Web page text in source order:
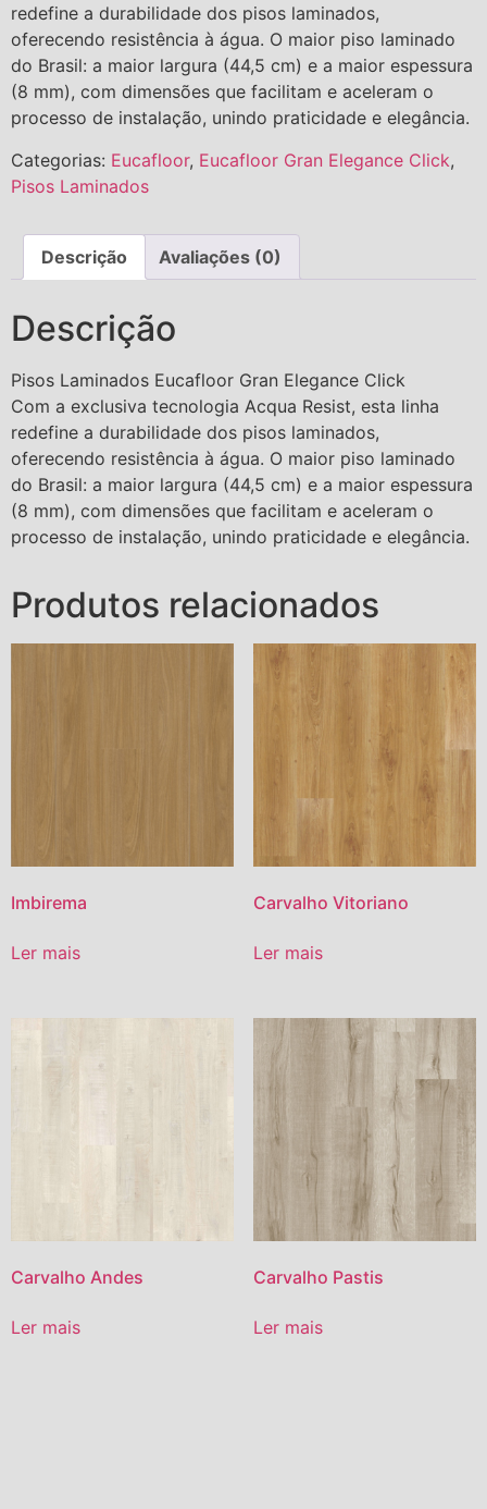
redefine a durabilidade dos pisos laminados,
oferecendo resistência à água. O maior piso laminado
do Brasil: a maior largura (44,5 cm) e a maior espessura
(8 mm), com dimensões que facilitam e aceleram o
processo de instalação, unindo praticidade e elegância.
Categorias: Eucafloor, Eucafloor Gran Elegance Click,
Pisos Laminados
Descrição Avaliações (0)
Descrição
Pisos Laminados Eucafloor Gran Elegance Click
Com a exclusiva tecnologia Acqua Resist, esta linha
redefine a durabilidade dos pisos laminados,
oferecendo resistência à água. O maior piso laminado
do Brasil: a maior largura (44,5 cm) e a maior espessura
(8 mm), com dimensões que facilitam e aceleram o
processo de instalação, unindo praticidade e elegância.
Produtos relacionados
Imbirema
Ler mais
Carvalho Vitoriano
Ler mais
Carvalho Andes
Ler mais
Carvalho Pastis
Ler mais